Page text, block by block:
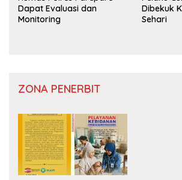
Dapat Evaluasi dan
Monitoring
Dibekuk
Sehari
ZONA PENERBIT